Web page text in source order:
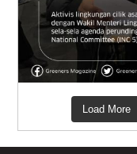
Load More